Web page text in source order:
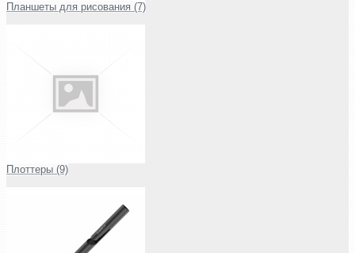
Планшеты для рисования (7)
Плоттеры (9)